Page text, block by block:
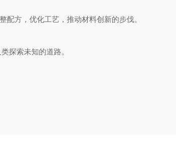
方，优化工艺，推动材料创新的步伐。
探索未知的道路。